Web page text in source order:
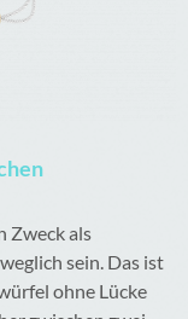
Zweck als
sein. Das ist
ohne Lücke